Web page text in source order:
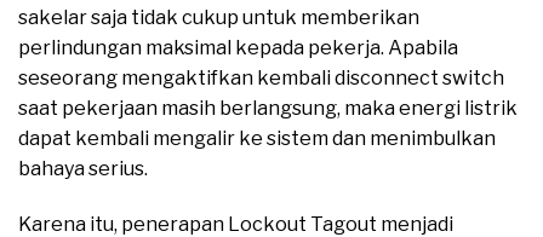
sakelar saja tidak cukup untuk memberikan
perlindungan maksimal kepada pekerja. Apabila
seseorang mengaktifkan kembali disconnect switch
saat pekerjaan masih berlangsung, maka energi listrik
dapat kembali mengalir ke sistem dan menimbulkan
bahaya serius.
Karena itu, penerapan Lockout Tagout menjadi